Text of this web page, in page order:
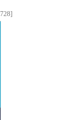
728]